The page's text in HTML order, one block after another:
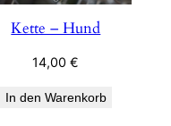
Kette – Hund
14,00€
In den Warenkorb